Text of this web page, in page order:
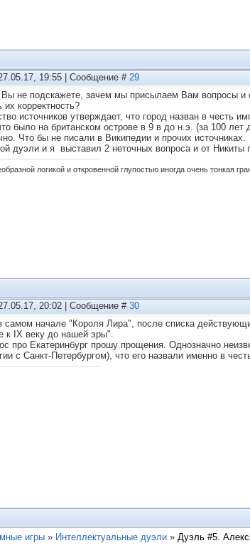
19:55 | Сообщение # 29
Вы не подскажете, зачем мы присылаем Вам вопросы и
их корректность?
источников утверждает, что город назван в честь
было на британском острове в 9 в до н.э. (за 100
Что бы не писали в Википедии и прочих источниках.
дуэли и я выставил 2 неточных вопроса и от Никиты
логикой и откровенной глупостью иногда очень тонкая
20:02 | Сообщение # 30
самом начале "Короля Лира", после списка
к IX веку до нашей эры".
про Екатеринбург прошу прощения. Однозначно
с Санкт-Петербургом), что его назвали именно в
игры » Интеллектуальные дуэли » Дуэль #5.